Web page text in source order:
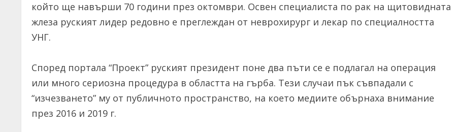
който ще навърши 70 години през октомври. Освен специалиста по рак на щитовидната
жлеза руският лидер редовно е преглеждан от неврохирург и лекар по специалността
УНГ.
Според портала “Проект” руският президент поне два пъти се е подлагал на операция
или много сериозна процедура в областта на гърба. Тези случаи пък съвпадали с
“изчезването” му от публичното пространство, на което медиите обърнаха внимание
през 2016 и 2019 г.